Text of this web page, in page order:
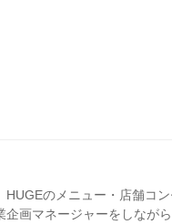
のメニュー・店舗コ
画マネージャーをしなが